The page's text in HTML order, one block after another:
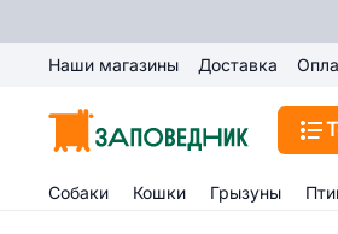
Наши магазины Доставка
Собаки Кошки Грызуны